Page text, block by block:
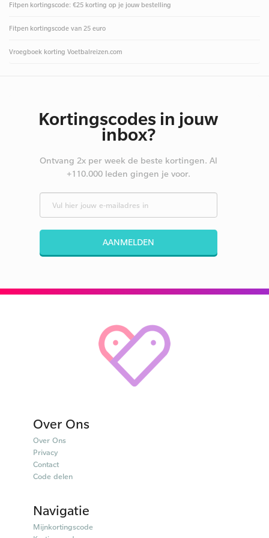
Fitpen kortingscode: €25 korting op je jouw bestelling
Fitpen kortingscode van 25 euro
Vroegboek korting Voetbalreizen.com
Kortingscodes in jouw
inbox?
Ontvang 2x per week de beste kortingen. Al
+110.000 leden gingen je voor.
AANMELDEN
Over Ons
Over Ons
Privacy
Contact
Code delen
Navigatie
Mijnkortingscode